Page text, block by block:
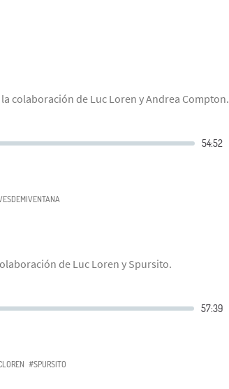
colaboración de Luc Loren y Andrea Compton.
de Luc Loren y Spursito.
#SPURSITO